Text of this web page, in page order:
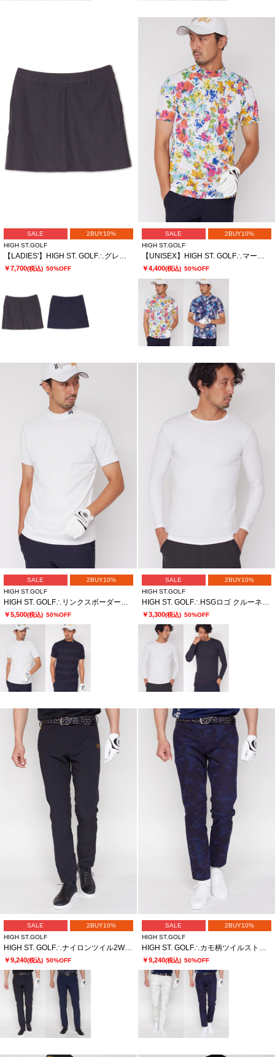
SALE
2BUY10%
HIGH ST.GOLF
【LADIES'】HIGH ST. GOLF∴グレンチェック2WAYストレッチバックプリーツスカート
￥7,700(税込) 50%OFF
SALE
2BUY10%
HIGH ST.GOLF
【UNISEX】HIGH ST. GOLF∴マーガレットパターンハイゲージ鹿の子モックネックシャツ
￥4,400(税込) 50%OFF
SALE
2BUY10%
HIGH ST.GOLF
￥5,500(税込) 50%OFF
SALE
2BUY10%
HIGH ST.GOLF
￥3,300(税込) 50%OFF
SALE
2BUY10%
HIGH ST.GOLF
HIGH ST. GOLF∴ナイロンツイル2WAYストレッチスリムパンツ ＜AdE＞
￥9,240(税込) 50%OFF
SALE
2BUY10%
HIGH ST.GOLF
HIGH ST. GOLF∴カモ柄ツイルストレッチ ベーシックスリムパンツ ＜AdE＞
￥9,240(税込) 50%OFF